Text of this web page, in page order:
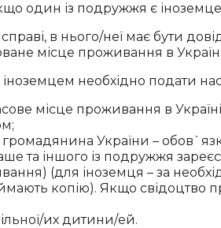
один із подружжя є
в нього/неї має бути
місце проживання в
необхідно подати
місце проживання в
України –
та іншого із подружжя
(для іноземця – за
копію). Якщо свідоцтво
их дитини/ей.